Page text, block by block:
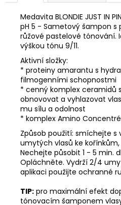
Medavita BLONDIE JUST IN
pH 5 - Sametový šampon s
růžové pastelové tónování.
výškou tónu 9/11.
Aktivní složky:
* proteiny amarantu s
filmogenními schopnostmi
* cenný komplex ceramidů
obnovovat a vyhlazovat
mu sílu a odolnost
* komplex Amino Concentré
Způsob použití: smíchejte s
umytých vlasů ke kořínkům,
Nechejte působit 1 - 5 min.
Opláchněte. Vydrží 2/4
aplikaci použijte ochranné
TIP: pro maximální efekt
tónovacím šamponem